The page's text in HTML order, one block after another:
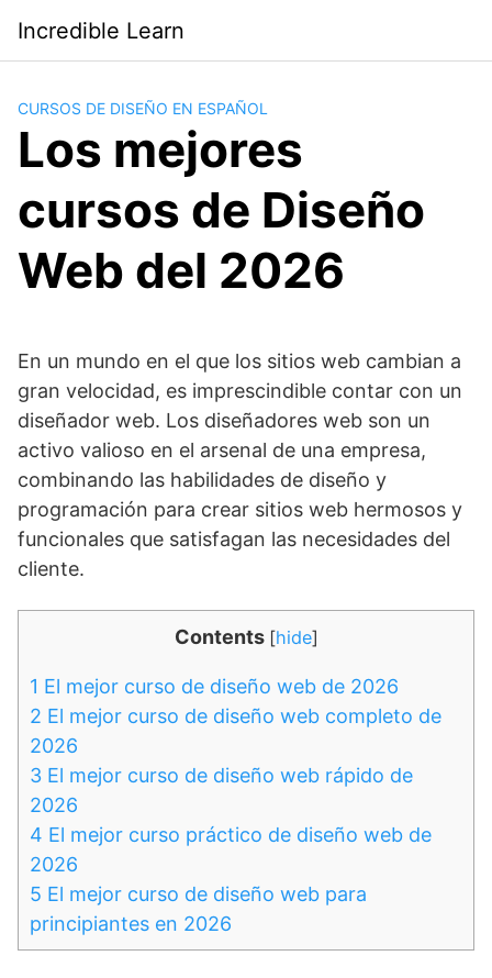
contenido
Incredible Learn
CURSOS DE DISEÑO EN ESPAÑOL
Los mejores
cursos de Diseño
Web del 2026
En un mundo en el que los sitios web cambian a
gran velocidad, es imprescindible contar con un
diseñador web. Los diseñadores web son un
activo valioso en el arsenal de una empresa,
combinando las habilidades de diseño y
programación para crear sitios web hermosos y
funcionales que satisfagan las necesidades del
cliente.
Contents [hide]
1 El mejor curso de diseño web de 2026
2 El mejor curso de diseño web completo de
2026
3 El mejor curso de diseño web rápido de
2026
4 El mejor curso práctico de diseño web de
2026
5 El mejor curso de diseño web para
principiantes en 2026